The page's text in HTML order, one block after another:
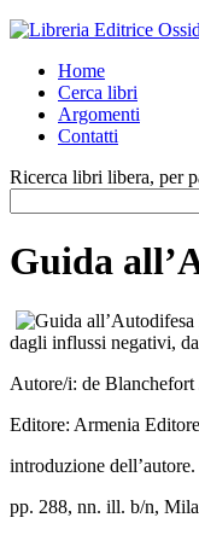
Home
Cerca libri
Argomenti
Contatti
Ricerca libri libera, per
Guida
dagli influssi negativi,
Autore/i: de Blanchefort
Editore: Armenia Editore
introduzione dell’autore.
pp. 288, nn. ill. b/n,